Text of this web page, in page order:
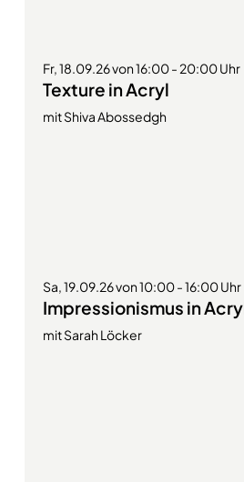
Fr, 18.09.26 von 16:00 - 20:00 Uhr
Texture in Acryl
mit Shiva Abossedgh
Sa, 19.09.26 von 10:00 - 16:00 Uhr
Impressionismus in
mit Sarah Löcker